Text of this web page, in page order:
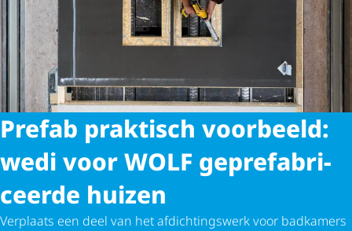
Prefab praktisch voorbeeld:
wedi voor WOLF gepre­fa­bri­
ceerde huizen
Verplaats een deel van het afdich­tings­werk voor badkamers